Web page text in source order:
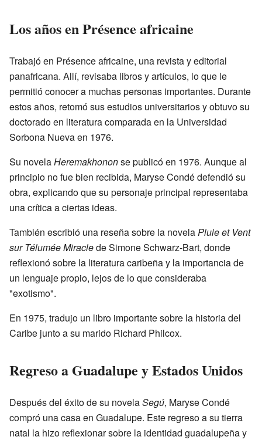
Los años en Présence africaine
Trabajó en Présence africaine, una revista y editorial
panafricana. Allí, revisaba libros y artículos, lo que le
permitió conocer a muchas personas importantes. Durante
estos años, retomó sus estudios universitarios y obtuvo su
doctorado en literatura comparada en la Universidad
Sorbona Nueva en 1976.
Su novelaHeremakhononse publicó en 1976. Aunque al
principio no fue bien recibida, Maryse Condé defendió su
obra, explicando que su personaje principal representaba
una crítica a ciertas ideas.
También escribió una reseña sobre la novelaPluie et Vent
sur Télumée Miraclede Simone Schwarz-Bart, donde
reflexionó sobre la literatura caribeña y la importancia de
un lenguaje propio, lejos de lo que consideraba
"exotismo".
En 1975, tradujo un libro importante sobre la historia del
Caribe junto a su marido Richard Philcox.
Regreso a Guadalupe y Estados Unidos
Después del éxito de su novelaSegú, Maryse Condé
compró una casa en Guadalupe. Este regreso a su tierra
natal la hizo reflexionar sobre la identidad guadalupeña y